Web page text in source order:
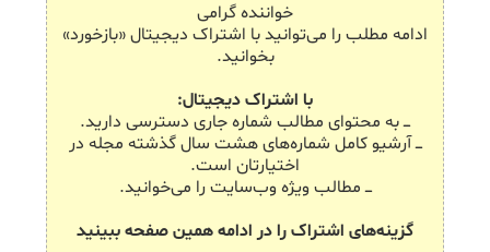
خواننده گرامی
ادامه مطلب را می‌توانید با اشتراک دیجیتال «بازخورد»
بخوانید.
با اشتراک دیجیتال:
ـــ به محتوای مطالب شماره جاری دسترسی دارید.
ـــ آرشیو کامل شماره‌های هشت سال گذشته مجله در
اختیارتان است.
ـــ مطالب ویژه وب‌سایت را می‌خوانید.
گزینه‌های اشتراک را در ادامه همین صفحه ببینید